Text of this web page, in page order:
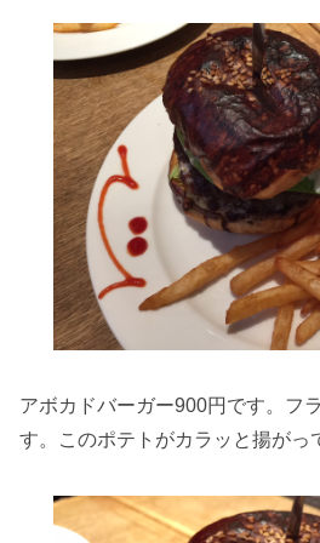
アボカドバーガー900円です。フ
す。このポテトがカラッと揚がっ